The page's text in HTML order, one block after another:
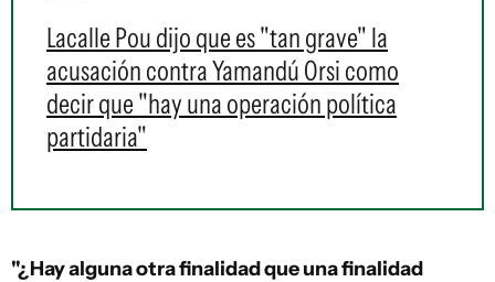
Lacalle Pou dijo que es "tan grave" la
acusación contra Yamandú Orsi como
decir que "hay una operación política
partidaria"
"¿Hay alguna otra finalidad que una finalidad